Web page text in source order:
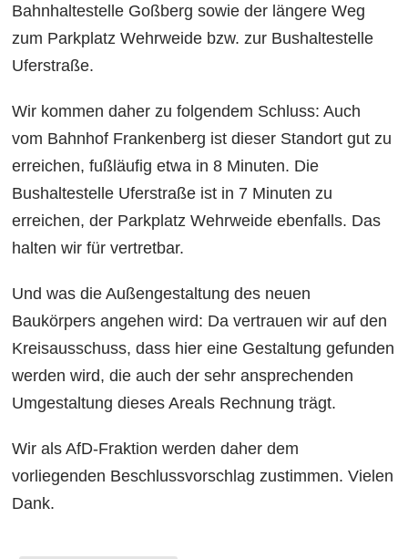
Bahnhaltestelle Goßberg sowie der längere Weg
zum Parkplatz Wehrweide bzw. zur Bushaltestelle
Uferstraße.
Wir kommen daher zu folgendem Schluss: Auch
vom Bahnhof Frankenberg ist dieser Standort gut zu
erreichen, fußläufig etwa in 8 Minuten. Die
Bushaltestelle Uferstraße ist in 7 Minuten zu
erreichen, der Parkplatz Wehrweide ebenfalls. Das
halten wir für vertretbar.
Und was die Außengestaltung des neuen
Baukörpers angehen wird: Da vertrauen wir auf den
Kreisausschuss, dass hier eine Gestaltung gefunden
werden wird, die auch der sehr ansprechenden
Umgestaltung dieses Areals Rechnung trägt.
Wir als AfD-Fraktion werden daher dem
vorliegenden Beschlussvorschlag zustimmen. Vielen
Dank.